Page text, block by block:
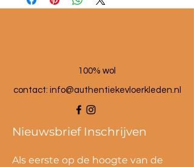
100% wol
contact: info@authentiekevloerkleden.nl
Nieuwsbrief Inschrijven
Als eerste op de hoogte van de